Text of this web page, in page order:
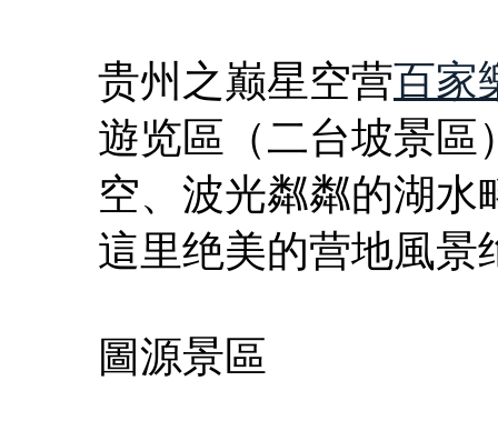
贵州之巅星空营百家
遊览區（二台坡景區
空、波光粼粼的湖水
這里绝美的营地風景
圖源景區